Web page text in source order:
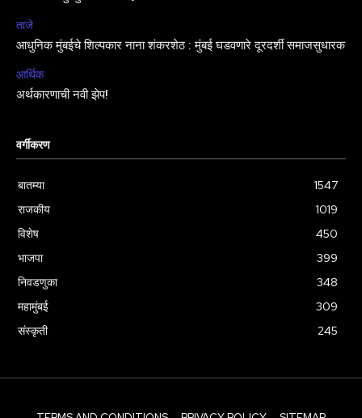
ताजे
आधुनिक मुंबईचे शिल्पकार नाना शंकरशेठ : मुंबई घडवणारे दूरदर्शी समाजसुधारक
आर्थिक
अर्थकारणाची नवी झेप!
वर्गीकरण
बातम्या
1547
राजकीय
1019
विशेष
450
भाजपा
399
निवडणुका
348
महामुंबई
309
संस्कृती
245